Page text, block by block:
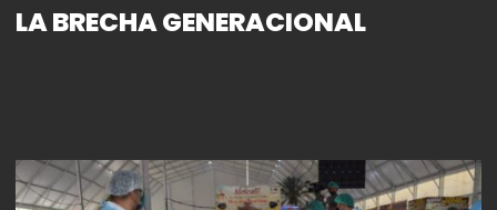
LA BRECHA GENERACIONAL